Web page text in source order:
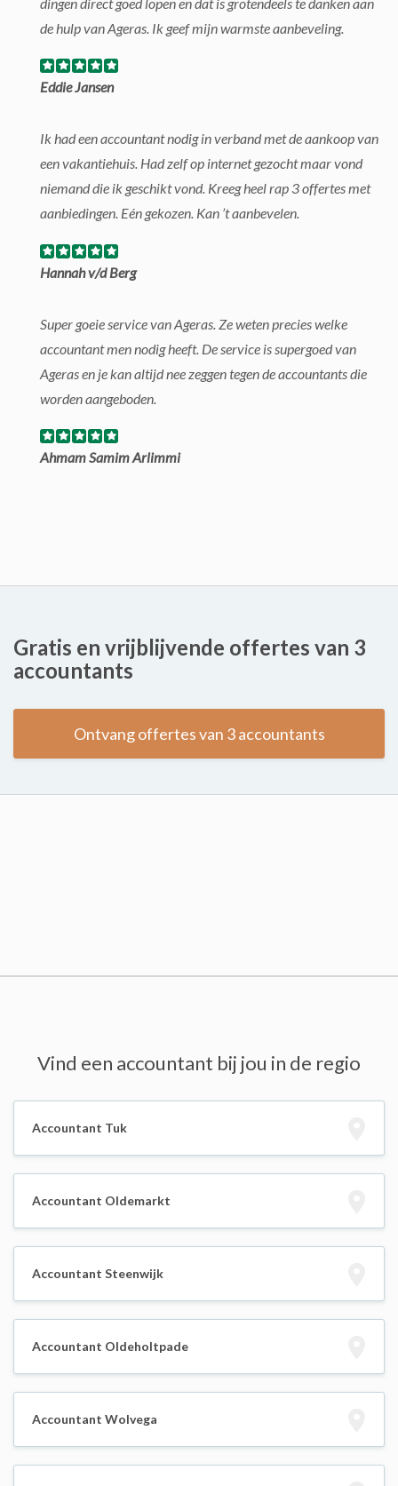
de hulp van Ageras. Ik geef mijn warmste aanbeveling.
Eddie Jansen
Ik had een accountant nodig in verband met de aankoop van
een vakantiehuis. Had zelf op internet gezocht maar vond
niemand die ik geschikt vond. Kreeg heel rap 3 offertes met
aanbiedingen. Eén gekozen. Kan ’t aanbevelen.
Hannah v/d Berg
Super goeie service van Ageras. Ze weten precies welke
accountant men nodig heeft. De service is supergoed van
Ageras en je kan altijd nee zeggen tegen de accountants die
worden aangeboden.
Ahmam Samim Arlimmi
Gratis en vrijblijvende offertes van 3
accountants
Ontvang offertes van 3 accountants
Vind een accountant bij jou in de regio
Accountant Tuk
Accountant Oldemarkt
Accountant Steenwijk
Accountant Oldeholtpade
Accountant Wolvega